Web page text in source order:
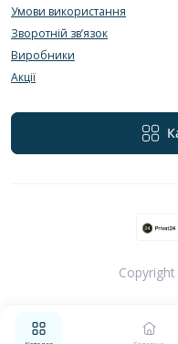
Умови використання
Зворотній зв’язок
Виробники
Акції